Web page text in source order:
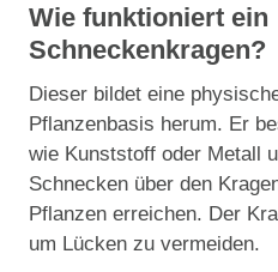
Wie funktioniert ein
Schneckenkragen?
Dieser bildet eine
Pflanzenbasis herum. Er
wie Kunststoff oder Metall
Schnecken über den
Pflanzen erreichen. Der
um Lücken zu vermeiden.